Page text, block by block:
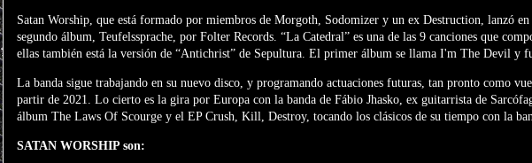
Satan Worship, que está formado por miembros de Morgoth, Sodomizer y un ex Destruction, lanzó en
segundo álbum, Teufelssprache, por Folter Records. “La Catedral” es una de las 9 canciones que
ellas también está la versión de “Antichrist” de Sepultura. El primer álbum se llama I'm The Devil y
La banda sigue trabajando en su nuevo disco, y programando actuaciones futuras, tan pronto como
partir de 2021. Lo cierto es la gira por Europa con la banda de Fábio Jhasko, ex guitarrista de
álbum The Laws Of Scourge y el EP Crush, Kill, Destroy, tocando los clásicos de su tiempo con la
SATAN WORSHIP son: